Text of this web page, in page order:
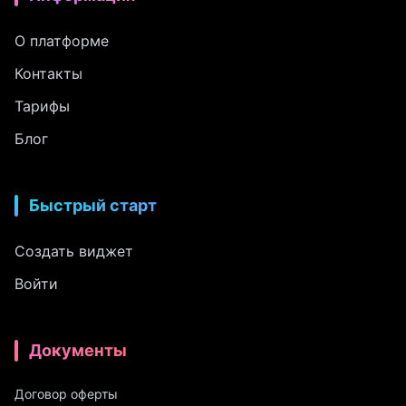
О платформе
Контакты
Тарифы
Блог
Быстрый старт
Создать виджет
Войти
Документы
Договор оферты